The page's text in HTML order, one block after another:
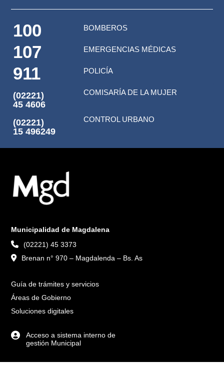
100 BOMBEROS
107 EMERGENCIAS MÉDICAS
911 POLICÍA
(02221)
45 4606
COMISARÍA DE LA MUJER
(02221)
15 496249
CONTROL URBANO
Municipalidad de Magdalena
(02221) 45 3373
Brenan n° 970 – Magdalenda – Bs. As
Guía de trámites y servicios
Áreas de Gobierno
Soluciones digitales
Acceso a sistema interno de
gestión Municipal